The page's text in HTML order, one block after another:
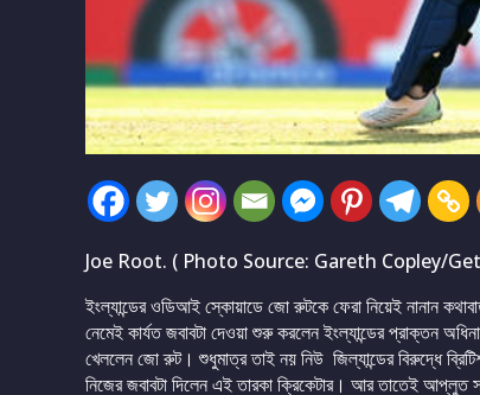
Joe Root. ( Photo Source: Gareth Copley/
ইংল্যান্ডের ওডিআই স্কোয়াডে জো রুটকে ফেরা নিয়েই নানান
নেমেই কার্যত জবাবটা দেওয়া শুরু করলেন ইংল্যান্ডের প্রাক্তন
খেললেন জো রুট। শুধুমাত্র তাই নয় নিউ জিল্যান্ডের বিরুদ্ধে
নিজের জবাবটা দিলেন এই তারকা ক্রিকেটার। আর তাতেই আপ্লুত